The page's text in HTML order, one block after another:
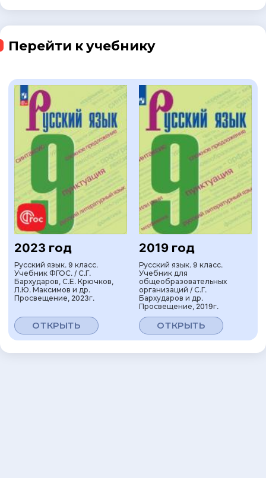
Перейти к учебнику
2023 год
Русский язык. 9 класс.
Учебник ФГОС. / С.Г.
Бархударов, С.Е. Крючков,
Л.Ю. Максимов и др.
Просвещение, 2023г.
ОТКРЫТЬ
2019 год
Русский язык. 9 класс.
Учебник для
общеобразовательных
организаций / С.Г.
Бархударов и др.
Просвещение, 2019г.
ОТКРЫТЬ